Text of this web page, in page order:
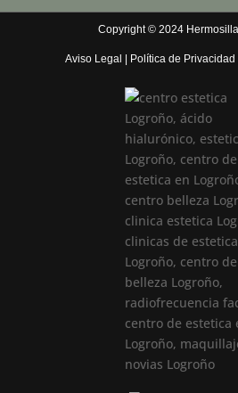
Copyright © 2024
Aviso Legal Política de Privacidad